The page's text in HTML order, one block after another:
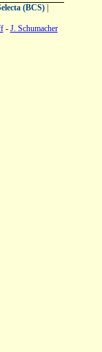
(BCS)|
- J. Schumacher